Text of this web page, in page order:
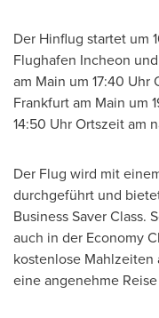
Der Hinflug startet um
Flughafen Incheon
am Main um 17:40
Frankfurtam Main um
14:50 Uhr Ortszeit am
Der Flug wird mit
durchgeführt und
Business Saver Class.
auch in der Economy
kostenlose
eine angenehme